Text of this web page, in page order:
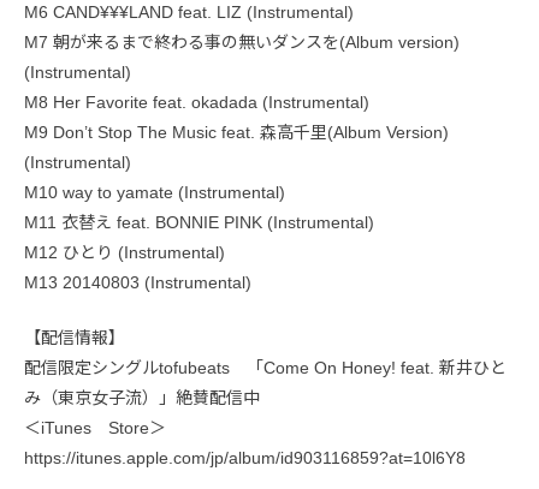
M6 CAND¥¥¥LAND feat. LIZ (Instrumental)
M7 朝が来るまで終わる事の無いダンスを(Album version)
(Instrumental)
M8 Her Favorite feat. okadada (Instrumental)
M9 Don’t Stop The Music feat. 森高千里(Album Version)
(Instrumental)
M10 way to yamate (Instrumental)
M11 衣替え feat. BONNIE PINK (Instrumental)
M12 ひとり (Instrumental)
M13 20140803 (Instrumental)
【配信情報】
配信限定シングルtofubeats 「Come On Honey! feat. 新井ひと
み（東京女子流）」絶賛配信中
＜iTunes Store＞
https://itunes.apple.com/jp/album/id903116859?at=10l6Y8